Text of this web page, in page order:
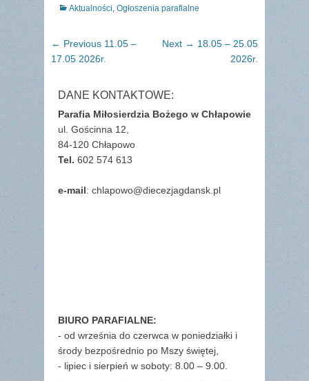
Categories
Aktualności Ogłoszenia parafialne
Nawigacja
wpisu
← Previous Previous
post:
11.05 –
17.05 2026r.
Next → Next
18.05 – 25.05
2026r.
DANE KONTAKTOWE:
Parafia Miłosierdzia Bożego w Chłapowie
ul. Gościnna 12,
84-120 Chłapowo
Tel. 602 574 613
e-mail: chlapowo@diecezjagdansk.pl
BIURO PARAFIALNE:
- od września do czerwca w poniedziałki i
środy bezpośrednio po Mszy świętej,
- lipiec i sierpień w soboty: 8.00 – 9.00.